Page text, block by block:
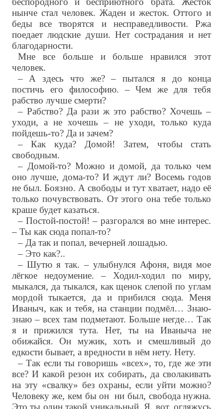
нынче стал человек. Жаден и жесток. Оттого и
беды все творятся и несправедливости. Ржа
поедает людские души. Нет сострадания и нет
благодарности.
Мне все больше и больше нравился этот
человек.
– А здесь что же? – пытался я до конца
постичь его философию. – Чем же для тебя
рабство лучше смерти?
– Рабство? Да рази ж это рабство? Хочешь –
уходи, а не хочешь – не уходи, только куда
пойдешь-то? Да и зачем?
– Как куда? Домой! Затем, чтобы стать
свободным.
– Домой-то? Можно и домой, да только чем
оно лучше, дома-то? И ждут ли? Восемь годов
не был. Боязно. А свободы и тут хватает, надо её
только почувствовать. От этого она тебе только
краше будет казаться.
– Постой-постой! – разгорался во мне интерес.
– Ты как сюда попал-то?
– Да так и попал, вечерней лошадью.
– Это как?..
– Шутю я так. – улыбнулся Афоня, видя мое
лёгкое недоумение. – Ходил-ходил по миру,
мыкался, да тыкался, как щенок слепой по углам
мордой тыкается, да и прибился сюда. Меня
Иваныч, как и тебя, на станции подмёл… Знаю-
знаю – всех там подметают. Больше негде… Так
я и прижился тута. Нет, ты на Иваныча не
обижайся. Он мужик, хоть и смешливый до
едкости бывает, а вредности в нём нету. Нету.
– Так если ты говоришь «всех», то, где же эти
все? И какой резон их собирать, да сволакивать
на эту «свалку» без охраны, если уйти можно?
Человеку же, кем бы он ни был, свобода нужна.